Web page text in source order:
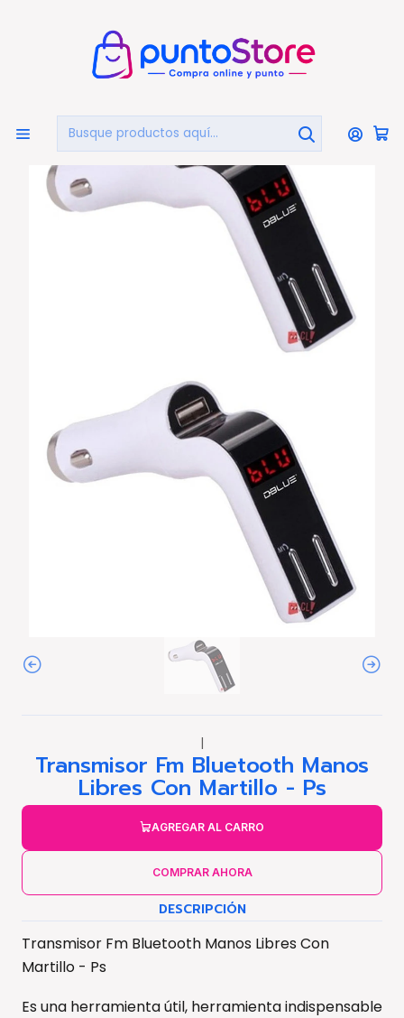
Inicio AUTOMOTRIZ Transmisores de FM
Transmisor Fm Bluetooth Manos Libres Con Martillo - Ps
|
Transmisor Fm Bluetooth Manos
Libres Con Martillo - Ps
AGREGAR AL CARRO
COMPRAR AHORA
DESCRIPCIÓN
Transmisor Fm Bluetooth Manos Libres Con
Martillo - Ps
Es una herramienta útil, herramienta indispensable